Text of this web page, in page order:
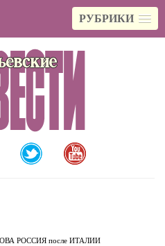
РУБРИКИ
РОССИЯ после ИТАЛИИ